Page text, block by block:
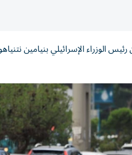
الوزراء الإسرائيلي بنيامين